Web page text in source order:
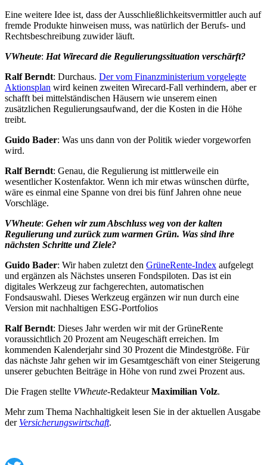
Eine weitere Idee ist, dass der Ausschließlichkeitsvermittler auch auf
fremde Produkte hinweisen muss, was natürlich der Berufs- und
Rechtsbeschreibung zuwider läuft.
VWheute: Hat Wirecard die Regulierungssituation verschärft?
Ralf Berndt: Durchaus. Der vom Finanzministerium vorgelegte
Aktionsplan wird keinen zweiten Wirecard-Fall verhindern, aber er
schafft bei mittelständischen Häusern wie unserem einen
zusätzlichen Regulierungsaufwand, der die Kosten in die Höhe
treibt.
Guido Bader: Was uns dann von der Politik wieder vorgeworfen
wird.
Ralf Berndt: Genau, die Regulierung ist mittlerweile ein
wesentlicher Kostenfaktor. Wenn ich mir etwas wünschen dürfte,
wäre es einmal eine Spanne von drei bis fünf Jahren ohne neue
Vorschläge.
VWheute: Gehen wir zum Abschluss weg von der kalten
Regulierung und zurück zum warmen Grün. Was sind ihre
nächsten Schritte und Ziele?
Guido Bader: Wir haben zuletzt den GrüneRente-Index aufgelegt
und ergänzen als Nächstes unseren Fondspiloten. Das ist ein
digitales Werkzeug zur fachgerechten, automatischen
Fondsauswahl. Dieses Werkzeug ergänzen wir nun durch eine
Version mit nachhaltigen ESG-Portfolios
Ralf Berndt: Dieses Jahr werden wir mit der GrüneRente
voraussichtlich 20 Prozent am Neugeschäft erreichen. Im
kommenden Kalenderjahr sind 30 Prozent die Mindestgröße. Für
das nächste Jahr gehen wir im Gesamtgeschäft von einer Steigerung
unserer gebuchten Beiträge in Höhe von rund zwei Prozent aus.
Die Fragen stellte VWheute-RedakteurMaximilian Volz.
Mehr zum Thema Nachhaltigkeit lesen Sie in der aktuellen Ausgabe
der Versicherungswirtschaft.